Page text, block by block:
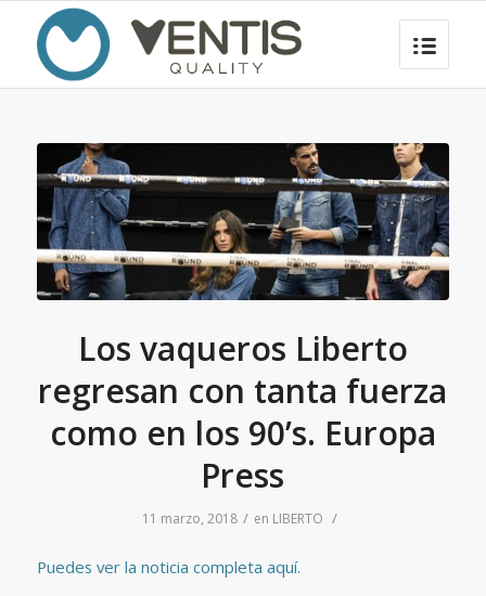
Los vaqueros Liberto
regresan con tanta fuerza
como en los 90’s. Europa
Press
11 marzo, 2018 / en LIBERTO /
Puedes ver la noticia completa aquí.